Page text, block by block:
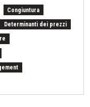
Congiuntura
Determinanti dei prezzi
Materie Prime